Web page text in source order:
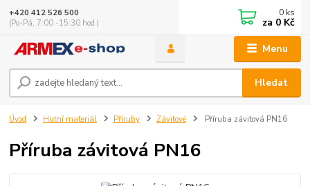
Menu
Hledat
+420 412 526 500
(Po-Pá, 7:00 -15:30 hod.)
0 ks
za 0 Kč
Úvod Hutní materiál Příruby Závitové Příruba závitová PN16
Příruba závitová PN16